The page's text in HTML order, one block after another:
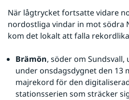
När lågtrycket fortsatte vidare
nordostliga vindar in mot södra
kom det lokalt att falla
Brämön, söder om Sundsvall,
under onsdagsdygnet den 13
majrekord för den
stationsserien som sträcker